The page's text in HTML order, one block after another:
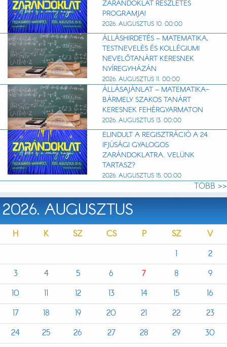
ZARÁNDOKLAT RÉSZLETES
PROGRAMJA!
2026. AUGUSZTUS 10. 00:00
ÁLLÁSHIRDETÉS – MATEMATIKA,
TESTNEVELÉS ÉS KOLLÉGIUMI
NEVELŐTANÁRT KERESNEK
NYÍREGYHÁZÁN
2026. AUGUSZTUS 11. 00:00
ÁLLÁSAJÁNLAT – MATEMATIKA-
BÁRMELY SZAKOS TANÁRT
KERESNEK FEHÉRGYARMATON
2026. AUGUSZTUS 13. 00:00
ELINDULT A REGISZTRÁCIÓ A 24.
IFJÚSÁGI GYALOGOS
ZARÁNDOKLATRA. VELÜNK
TARTASZ?
2026. AUGUSZTUS 15. 00:00
TÖBB >>
2026. AUGUSZTUS
H K SZ CS P SZ
V
1
2
3
4 5 6 7 8
9
10
11 12 13 14 15
16
17
18 19 20 21 22
23
24
25 26 27 28 29
30